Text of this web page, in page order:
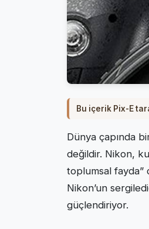
Bu içerik Pix-E
Dünya çapında
değildir. Nikon,
toplumsal fayda”
Nikon’un
güçlendiriyor.